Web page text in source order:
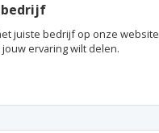
bedrijf
juiste bedrijf op onze website
ervaring wilt delen.